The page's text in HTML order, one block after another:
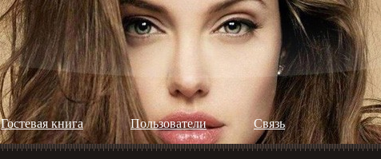
Гостевая книга Пользователи Cвязь